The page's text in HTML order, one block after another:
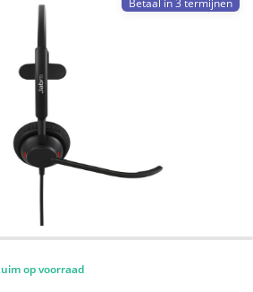
op voorraad